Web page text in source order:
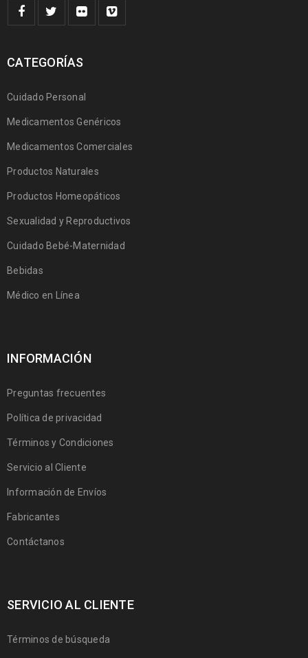
CATEGORÍAS
Cuidado Personal
Medicamentos Genéricos
Medicamentos Comerciales
Productos Naturales
Productos Homeopáticos
Sexualidad y Reproductivos
Cuidado Bebé-Maternidad
Bebidas
Médico en Línea
INFORMACIÓN
Preguntas frecuentes
Política de privacidad
Términos y Condiciones
Servicio al Cliente
Información de Envíos
Fabricantes
Contáctanos
SERVICIO AL CLIENTE
Términos de búsqueda